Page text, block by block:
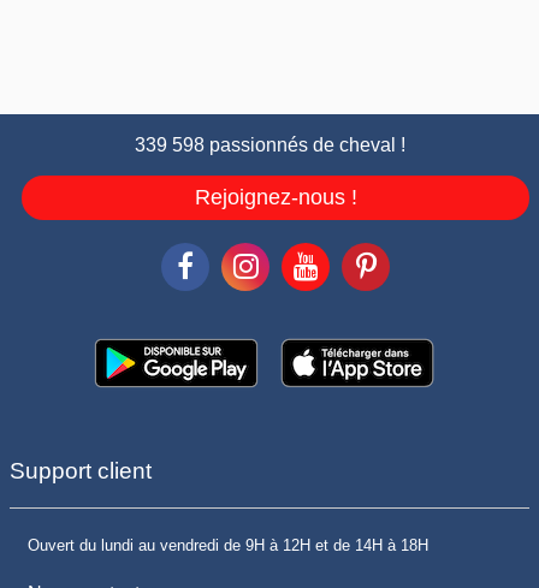
339 598 passionnés de cheval !
Rejoignez-nous !
Support client
Ouvert du lundi au vendredi de 9H à 12H et de 14H à 18H